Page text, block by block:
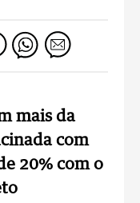
mais da
com
20% com o